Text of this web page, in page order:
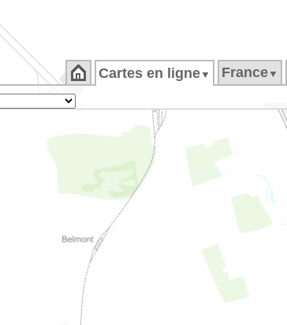
Cartes en ligne ▼ France ▼